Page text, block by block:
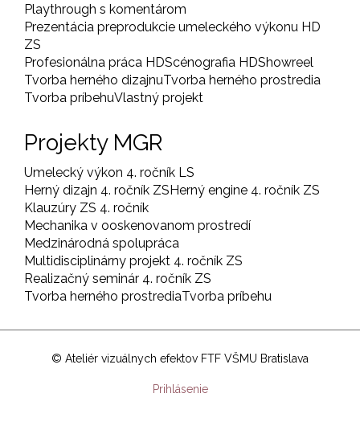
Playthrough s komentárom
Prezentácia preprodukcie umeleckého výkonu HD
ZS
Profesionálna práca HDScénografia HDShowreel
Tvorba herného dizajnuTvorba herného prostredia
Tvorba príbehuVlastný projekt
Projekty MGR
Umelecký výkon 4. ročník LS
Herný dizajn 4. ročník ZSHerný engine 4. ročník ZS
Klauzúry ZS 4. ročník
Mechanika v ooskenovanom prostredí
Medzinárodná spolupráca
Multidisciplinárny projekt 4. ročník ZS
Realizačný seminár 4. ročník ZS
Tvorba herného prostrediaTvorba príbehu
© Ateliér vizuálnych efektov FTF VŠMU Bratislava
Prihlásenie